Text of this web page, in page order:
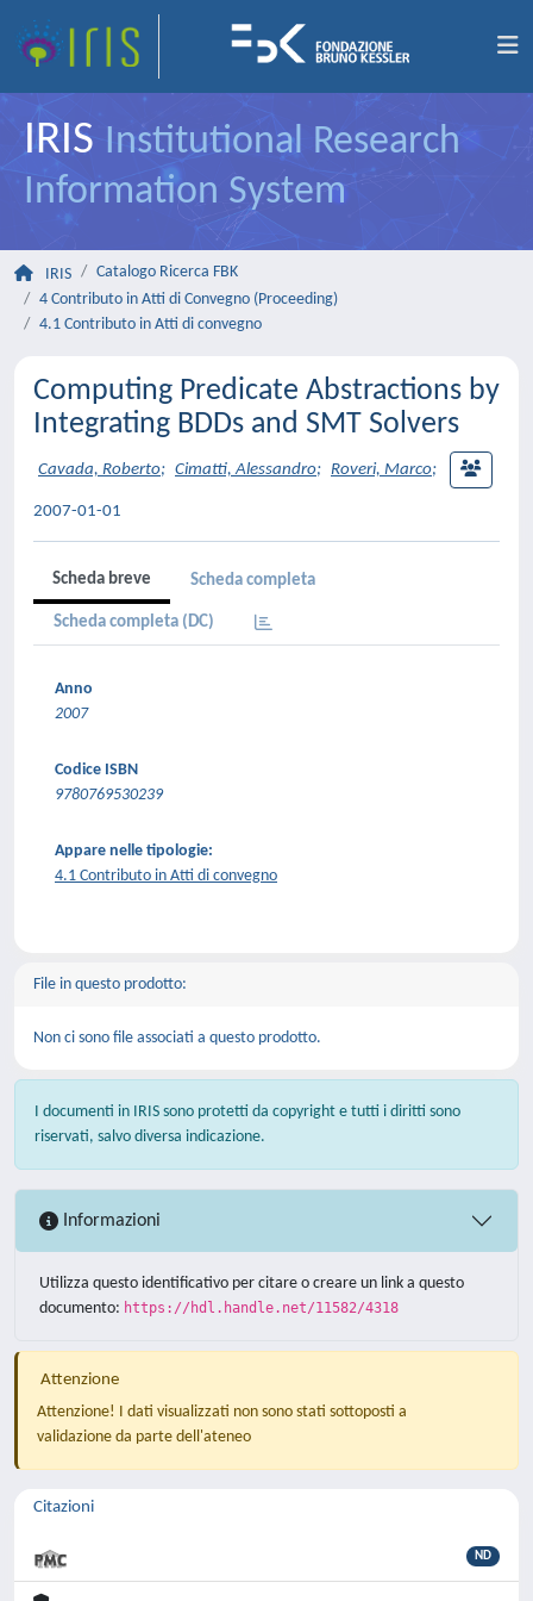
IRIS Institutional Research
Information System
IRIS
Catalogo Ricerca FBK
4 Contributo in Atti di Convegno (Proceeding)
4.1 Contributo in Atti di convegno
Computing Predicate Abstractions by
Integrating BDDs and SMT Solvers
Cavada, Roberto; Cimatti, Alessandro; Roveri, Marco;
2007-01-01
Scheda breve Scheda completa
Scheda completa (DC)
Anno
2007
Codice ISBN
9780769530239
Appare nelle tipologie:
4.1 Contributo in Atti di convegno
File in questo prodotto:
Non ci sono file associati a questo prodotto.
I documenti in IRIS sono protetti da copyright e tutti i diritti sono
riservati, salvo diversa indicazione.
Informazioni
Utilizza questo identificativo per citare o creare un link a questo
documento: https://hdl.handle.net/11582/4318
Attenzione
Attenzione! I dati visualizzati non sono stati sottoposti a
validazione da parte dell'ateneo
Citazioni
ND